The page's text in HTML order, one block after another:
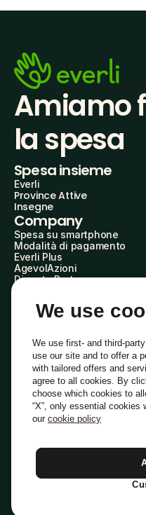
Amiamo
la spesa
Spesa insieme
Everli
Province Attive
Insegne
Company
Spesa su smartphone
Modalità di pagamento
Everli Plus
AgevolAzioni
Diventa Partner
Everli Shoppers
About Us
Everli News
Domande frequenti
Lavora con noi
Diventa Shopper
Investitori
Privacy
Termini e
Indirizzo PEC:
We use
We use first- and third-
use our site and to offer a
with tailored offers and
agree to all cookies. By
choose which cookies to
“X”, only essential cookies
our cookie policy